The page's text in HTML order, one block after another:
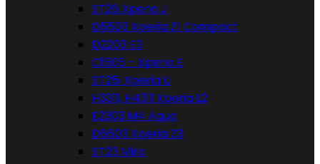
ST26 Xperia J
D5503 Xperia Z1 Compact
D2203 E3
C1505 - Xperia E
ST25i Xperia U
H3311, H4311 Xperia L2
E2303 M4 Aqua
D6603 Xperia Z3
ST23 Miro